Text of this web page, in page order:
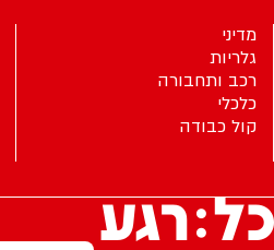
מדיני
גלריות
רכב ותחבורה
כלכלי
קול כבודה